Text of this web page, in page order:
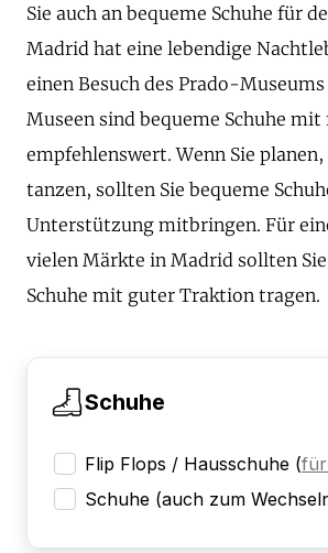
Sie auch an bequeme Schuhe für
Madrid hat eine lebendige
einen Besuch des Prado-
Museen sind bequeme Schuhe mit
empfehlenswert. Wenn Sie
tanzen, sollten Sie bequeme
Unterstützung mitbringen. Für
vielen Märkte in Madrid sollten
Schuhe mit guter Traktion tragen.
Schuhe
Flip Flops / Hausschuhe (für
Schuhe (auch zum